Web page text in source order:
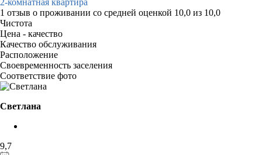
1 отзыв о проживании со средней оценкой 10,0 из 10,0
Чистота
Цена - качество
Качество обслуживания
Расположение
Своевременность заселения
Соответствие фото
Светлана
9,7